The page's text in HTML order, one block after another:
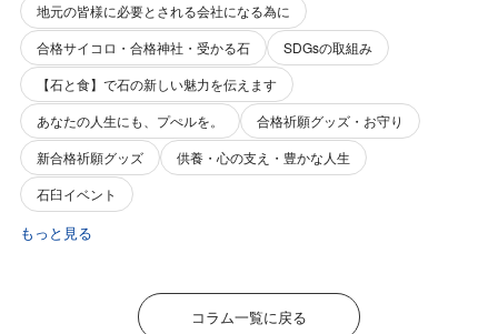
地元の皆様に必要とされる会社になる為に
合格サイコロ・合格神社・受かる石
SDGsの取組み
【石と食】で石の新しい魅力を伝えます
あなたの人生にも、プぺルを。
合格祈願グッズ・お守り
新合格祈願グッズ
供養・心の支え・豊かな人生
石臼イベント
もっと見る
コラム一覧に戻る